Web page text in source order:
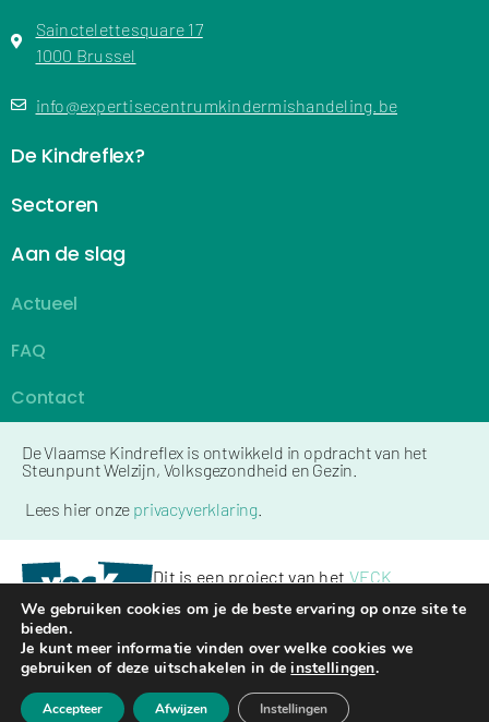
Sainctelettesquare 17
1000 Brussel
info@expertisecentrumkindermishandeling.be
De Kindreflex?
Sectoren
Aan de slag
Actueel
FAQ
Contact
De Vlaamse Kindreflex is ontwikkeld in opdracht van het
Steunpunt Welzijn, Volksgezondheid en Gezin.
Lees hier onze privacyverklaring
Dit is een project van het VECK
Copyright © 2026 VECK
Kickstarted by Mailbox
We gebruiken cookies om je de beste ervaring op onze site te
bieden.
Je kunt meer informatie vinden over welke cookies we
gebruiken of deze uitschakelen in deinstellingen.
Accepteer Afwijzen Instellingen